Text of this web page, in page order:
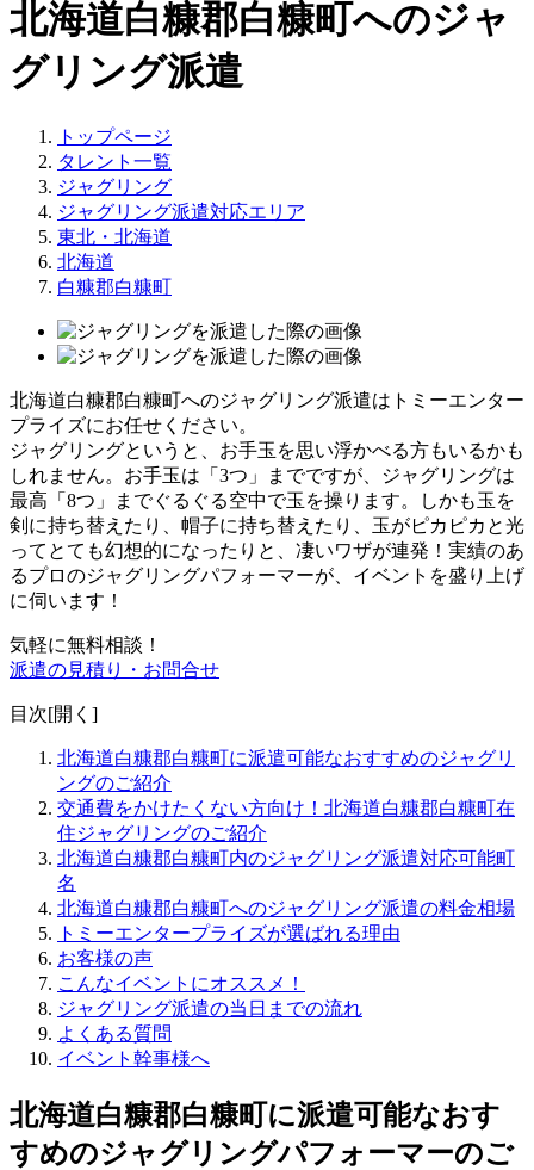
北海道白糠郡白糠町へのジャ
グリング派遣
トップページ
タレント一覧
ジャグリング
ジャグリング派遣対応エリア
東北・北海道
北海道
白糠郡白糠町
北海道白糠郡白糠町へのジャグリング派遣はトミーエンター
プライズにお任せください。
ジャグリングというと、お手玉を思い浮かべる方もいるかも
しれません。お手玉は「3つ」までですが、ジャグリングは
最高「8つ」までぐるぐる空中で玉を操ります。しかも玉を
剣に持ち替えたり、帽子に持ち替えたり、玉がピカピカと光
ってとても幻想的になったりと、凄いワザが連発！ 実績のあ
るプロのジャグリングパフォーマーが、イベントを盛り上げ
に伺います！
気軽に無料相談！
派遣の見積り・お問合せ
目次[開く ]
北海道白糠郡白糠町に派遣可能なおすすめのジャグリ
ングのご紹介
交通費をかけたくない方向け！北海道白糠郡白糠町在
住ジャグリングのご紹介
北海道白糠郡白糠町内のジャグリング派遣対応可能町
名
北海道白糠郡白糠町へのジャグリング派遣の料金相場
トミーエンタープライズが選ばれる理由
お客様の声
こんなイベントにオススメ！
ジャグリング派遣の当日までの流れ
よくある質問
イベント幹事様へ
北海道白糠郡白糠町に派遣可能なおす
すめのジャグリングパフォーマーのご